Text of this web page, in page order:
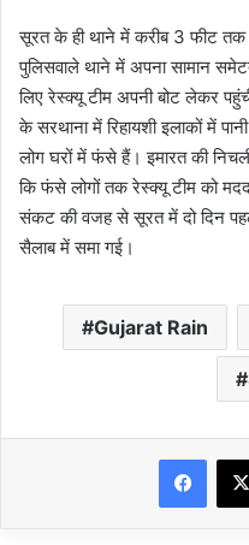
सूरत के ही थाने में करीब 3 फीट तक
पुलिसवाले थाने में अपना सामान
लिए रेस्क्यू टीम अपनी बोट लेकर
के सरथाना में रिहायशी इलाकों में
लोग घरों में फंसे हैं। इमारत की
कि फंसे लोगों तक रेस्क्यू टीम को
संकट की वजह से सूरत में दो दिन
सैलाब में समा गई।
Gujarat Rain